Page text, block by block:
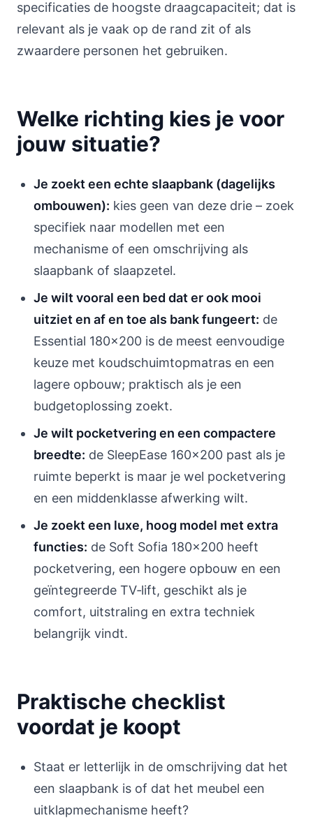
specificaties de hoogste draagcapaciteit; dat is
relevant als je vaak op de rand zit of als
zwaardere personen het gebruiken.
Welke richting kies je voor
jouw situatie?
Je zoekt een echte slaapbank (dagelijks
ombouwen): kies geen van deze drie – zoek
specifiek naar modellen met een
mechanisme of een omschrijving als
slaapbank of slaapzetel.
Je wilt vooral een bed dat er ook mooi
uitziet en af en toe als bank fungeert: de
Essential 180x200 is de meest eenvoudige
keuze met koudschuimtopmatras en een
lagere opbouw; praktisch als je een
budgetoplossing zoekt.
Je wilt pocketvering en een compactere
breedte: de SleepEase 160x200 past als je
ruimte beperkt is maar je wel pocketvering
en een middenklasse afwerking wilt.
Je zoekt een luxe, hoog model met extra
functies: de Soft Sofia 180x200 heeft
pocketvering, een hogere opbouw en een
geïntegreerde TV‑lift, geschikt als je
comfort, uitstraling en extra techniek
belangrijk vindt.
Praktische checklist
voordat je koopt
Staat er letterlijk in de omschrijving dat het
een slaapbank is of dat het meubel een
uitklapmechanisme heeft?